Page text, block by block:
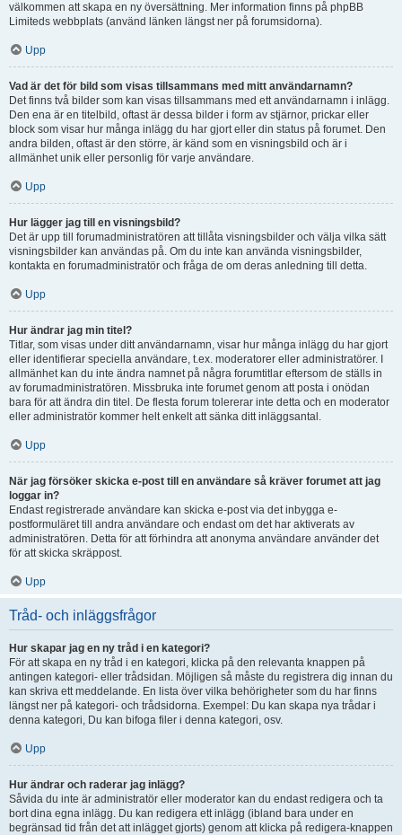
välkommen att skapa en ny översättning. Mer information finns på phpBB
Limiteds webbplats (använd länken längst ner på forumsidorna).
Upp
Vad är det för bild som visas tillsammans med mitt användarnamn?
Det finns två bilder som kan visas tillsammans med ett användarnamn i inlägg.
Den ena är en titelbild, oftast är dessa bilder i form av stjärnor, prickar eller
block som visar hur många inlägg du har gjort eller din status på forumet. Den
andra bilden, oftast är den större, är känd som en visningsbild och är i
allmänhet unik eller personlig för varje användare.
Upp
Hur lägger jag till en visningsbild?
Det är upp till forumadministratören att tillåta visningsbilder och välja vilka sätt
visningsbilder kan användas på. Om du inte kan använda visningsbilder,
kontakta en forumadministratör och fråga de om deras anledning till detta.
Upp
Hur ändrar jag min titel?
Titlar, som visas under ditt användarnamn, visar hur många inlägg du har gjort
eller identifierar speciella användare, t.ex. moderatorer eller administratörer. I
allmänhet kan du inte ändra namnet på några forumtitlar eftersom de ställs in
av forumadministratören. Missbruka inte forumet genom att posta i onödan
bara för att ändra din titel. De flesta forum tolererar inte detta och en moderator
eller administratör kommer helt enkelt att sänka ditt inläggsantal.
Upp
När jag försöker skicka e-post till en användare så kräver forumet att jag
loggar in?
Endast registrerade användare kan skicka e-post via det inbygga e-
postformuläret till andra användare och endast om det har aktiverats av
administratören. Detta för att förhindra att anonyma användare använder det
för att skicka skräppost.
Upp
Tråd- och inläggsfrågor
Hur skapar jag en ny tråd i en kategori?
För att skapa en ny tråd i en kategori, klicka på den relevanta knappen på
antingen kategori- eller trådsidan. Möjligen så måste du registrera dig innan du
kan skriva ett meddelande. En lista över vilka behörigheter som du har finns
längst ner på kategori- och trådsidorna. Exempel: Du kan skapa nya trådar i
denna kategori, Du kan bifoga filer i denna kategori, osv.
Upp
Hur ändrar och raderar jag inlägg?
Såvida du inte är administratör eller moderator kan du endast redigera och ta
bort dina egna inlägg. Du kan redigera ett inlägg (ibland bara under en
begränsad tid från det att inlägget gjorts) genom att klicka på redigera-knappen